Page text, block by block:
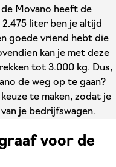
Movano heeft de
liter ben je altijd
goede vriend hebt die
kan je met deze
tot 3.000 kg. Dus,
de weg op te gaan?
te maken, zodat je
je bedrijfswagen.
voor de